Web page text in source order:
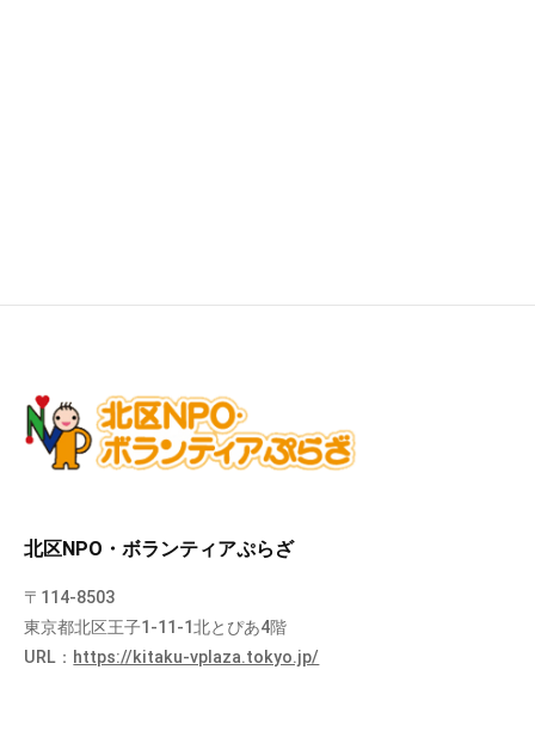
北区NPO・ボランティアぷらざ
〒114-8503
東京都北区王子1-11-1北とぴあ4階
URL： https://kitaku-vplaza.tokyo.jp/